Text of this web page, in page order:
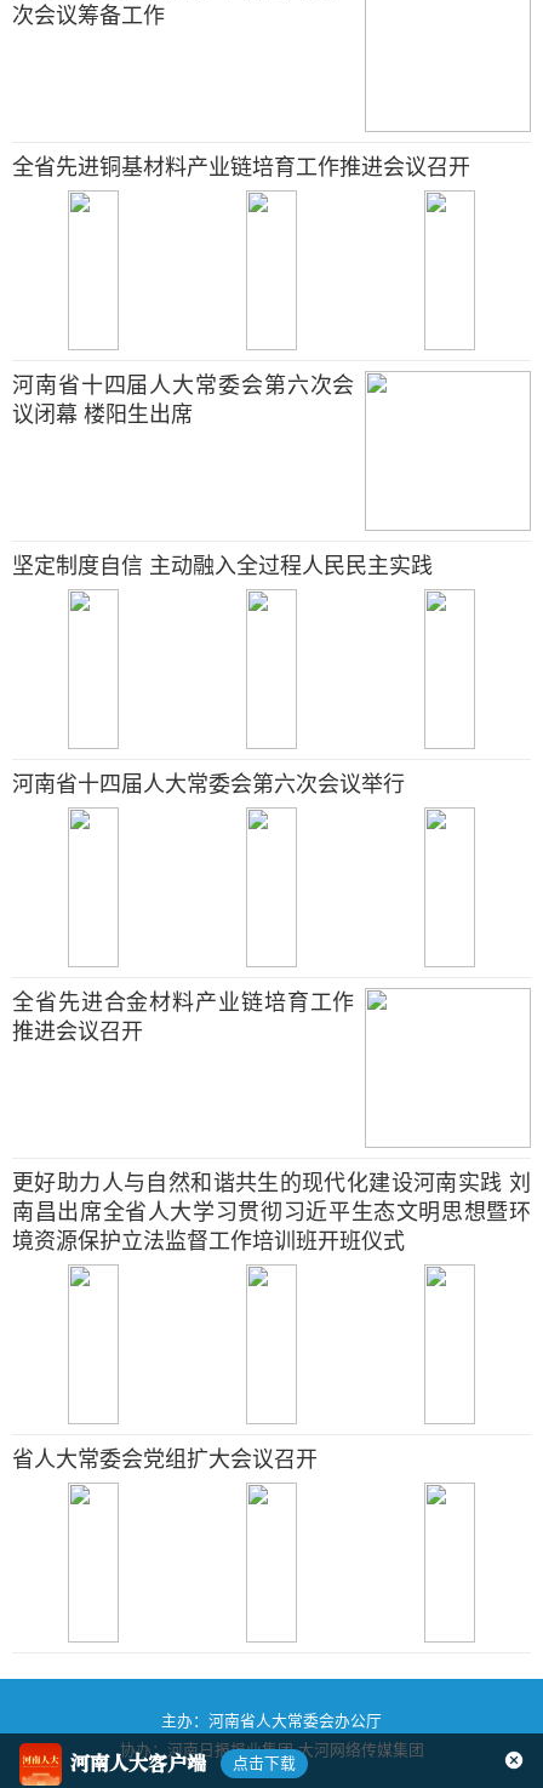
次会议筹备工作
全省先进铜基材料产业链培育工作推进会议召开
河南省十四届人大常委会第六次会
议闭幕 楼阳生出席
坚定制度自信 主动融入全过程人民民主实践
河南省十四届人大常委会第六次会议举行
全省先进合金材料产业链培育工作
推进会议召开
更好助力人与自然和谐共生的现代化建设河南实践 刘
南昌出席全省人大学习贯彻习近平生态文明思想暨环
境资源保护立法监督工作培训班开班仪式
省人大常委会党组扩大会议召开
主办：河南省人大常委会办公厅
协办：河南日报报业集团大河网络传媒集团
河南人大客户端 点击下载